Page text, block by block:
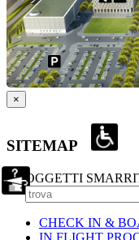
×
SITEMAP
OGGETTI
CHECK IN &
IN FLIGHT